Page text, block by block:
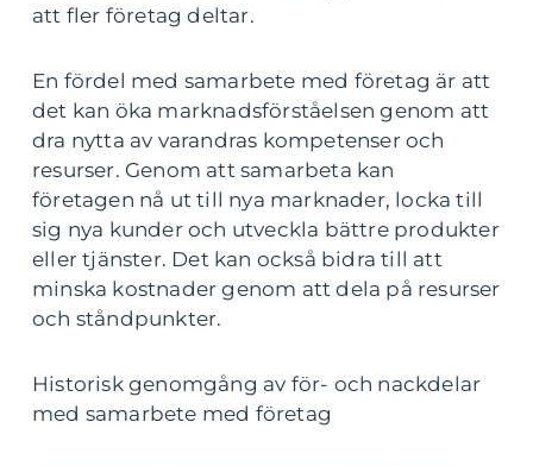
att fler företag deltar.
En fördel med samarbete med företag är att
det kan öka marknadsförståelsen genom att
dra nytta av varandras kompetenser och
resurser. Genom att samarbeta kan
företagen nå ut till nya marknader, locka till
sig nya kunder och utveckla bättre produkter
eller tjänster. Det kan också bidra till att
minska kostnader genom att dela på resurser
och ståndpunkter.
Historisk genomgång av för- och nackdelar
med samarbete med företag